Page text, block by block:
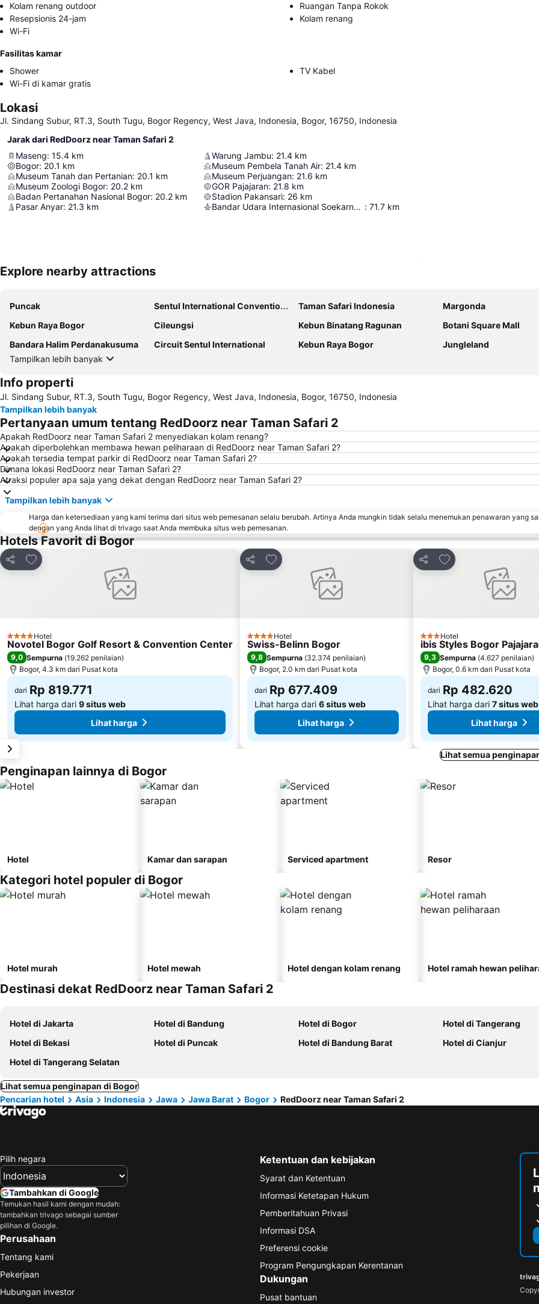
Kolam renang outdoor
Ruangan Tanpa Rokok
Resepsionis 24-jam
Kolam renang
Wi-Fi
Fasilitas kamar
Shower
TV Kabel
Wi-Fi di kamar gratis
Lokasi
Jl. Sindang Subur, RT.3, South Tugu, Bogor Regency, West Java, Indonesia, Bogor, 16750, Indonesia
Jarak dari RedDoorz near Taman Safari 2
Maseng: 15.4 km
Bogor: 20.1 km
Museum Tanah dan Pertanian: 20.1 km
Museum Zoologi Bogor: 20.2 km
Badan Pertanahan Nasional Bogor: 20.2 km
Pasar Anyar: 21.3 km
Warung Jambu: 21.4 km
Museum Pembela Tanah Air: 21.4 km
Museum Perjuangan: 21.6 km
GOR Pajajaran: 21.8 km
Stadion Pakansari: 26 km
Bandar Udara Internasional Soekarno-Hatta : 71.7 km
Explore nearby attractions
Puncak Sentul International Convention Center Taman Safari Indonesia
Margonda
Kebun Raya Bogor
Cileungsi Kebun Binatang Ragunan
Botani Square Mall
Bandara Halim Perdanakusuma
Circuit Sentul International Kebun Raya Bogor
Jungleland
Tampilkan lebih banyak
Info properti
Jl. Sindang Subur, RT.3, South Tugu, Bogor Regency, West Java, Indonesia, Bogor, 16750, Indonesia
Tampilkan lebih banyak
Pertanyaan umum tentang RedDoorz near Taman Safari 2
Apakah RedDoorz near Taman Safari 2 menyediakan kolam renang?
Apakah diperbolehkan membawa hewan peliharaan di RedDoorz near Taman Safari 2?
Apakah tersedia tempat parkir di RedDoorz near Taman Safari 2?
Dimana lokasi RedDoorz near Taman Safari 2?
Atraksi populer apa saja yang dekat dengan RedDoorz near Taman Safari 2?
Tampilkan lebih banyak
Harga dan ketersediaan yang kami terima dari situs web pemesanan selalu berubah. Artinya Anda mungkin tidak selalu menemukan penawaran yang
dengan yang Anda lihat di trivago saat Anda membuka situs web pemesanan.
Hotels Favorit di Bogor
Bagikan
Tambahkan ke favorit
4 Bintang
Hotel
Novotel Bogor Golf Resort & Convention Center
9,0 Sempurna (19.262 penilaian)
Bogor, 4.3 km dari Pusat kota
dari Rp 819.771
Lihat harga dari 9 situs web
Lihat harga
Bagikan
Tambahkan ke favorit
4 Bintang
Hotel
Swiss-Belinn Bogor
9,8 Sempurna (32.374 penilaian)
Bogor, 2.0 km dari Pusat kota
dari Rp 677.409
Lihat harga dari 6 situs web
Lihat harga
Bagikan
Tambahkan ke favorit
3 Bintang
Hotel
ibis Styles Bogor
9,3 Sempurna (4.627 penilaian)
Bogor, 0.6 km dari Pusat kota
dari Rp 482.620
Lihat harga dari 7 situs web
Lihat harga
Lihat semua
Penginapan lainnya di Bogor
Hotel Kamar dan sarapan Serviced apartment Resor
Kategori hotel populer di Bogor
Hotel murah Hotel mewah Hotel dengan kolam renang Hotel ramah hewan
Destinasi dekat RedDoorz near Taman Safari 2
Hotel di Jakarta Hotel di Bandung Hotel di Bogor
Hotel di Tangerang
Hotel di Bekasi
Hotel di Puncak Hotel di Bandung Barat
Hotel di Cianjur
Hotel di Tangerang Selatan
Lihat semua penginapan di Bogor
Pencarian hotel
Asia Indonesia Jawa Jawa Barat Bogor RedDoorz near Taman Safari 2
Pilih negara
Tambahkan di Google
Temukan hasil kami dengan mudah:
tambahkan trivago sebagai sumber
pilihan di Google.
Perusahaan
Tentang kami
Pekerjaan
Hubungan investor
Ketentuan dan kebijakan
Syarat dan Ketentuan
Informasi Ketetapan Hukum
Pemberitahuan Privasi
Informasi DSA
Preferensi cookie
Program Pengungkapan Kerentanan
Dukungan
Pusat bantuan